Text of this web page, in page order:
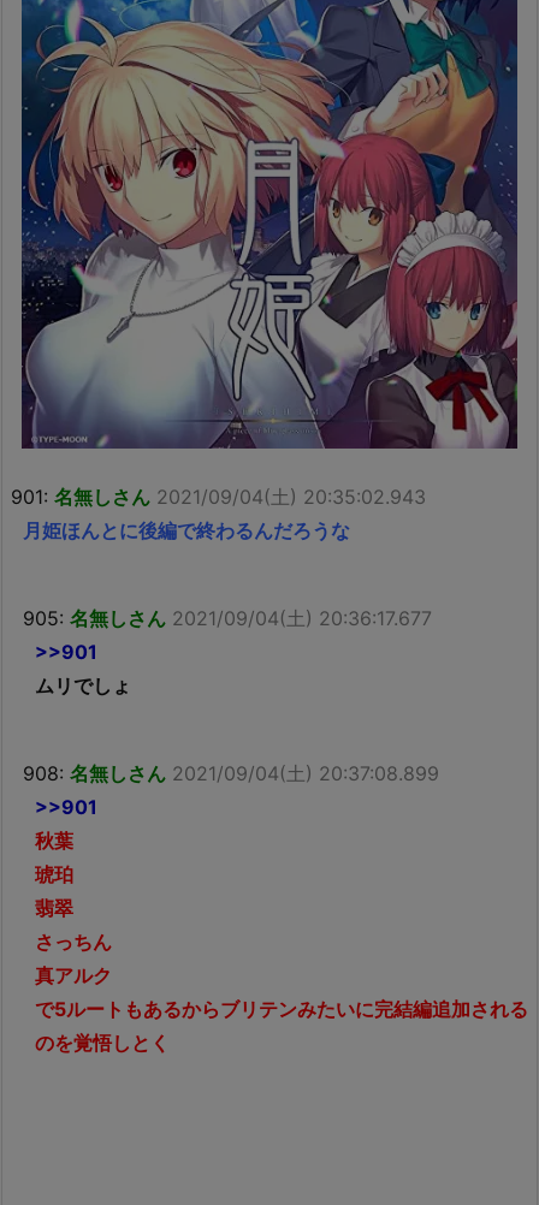
901: 名無しさん 2021/09/04(土) 20:35:02.943
月姫ほんとに後編で終わるんだろうな
905: 名無しさん 2021/09/04(土) 20:36:17.677
>>901
ムリでしょ
908: 名無しさん 2021/09/04(土) 20:37:08.899
>>901
秋葉
琥珀
翡翠
さっちん
真アルク
で5ルートもあるからブリテンみたいに完結編追加される
のを覚悟しとく